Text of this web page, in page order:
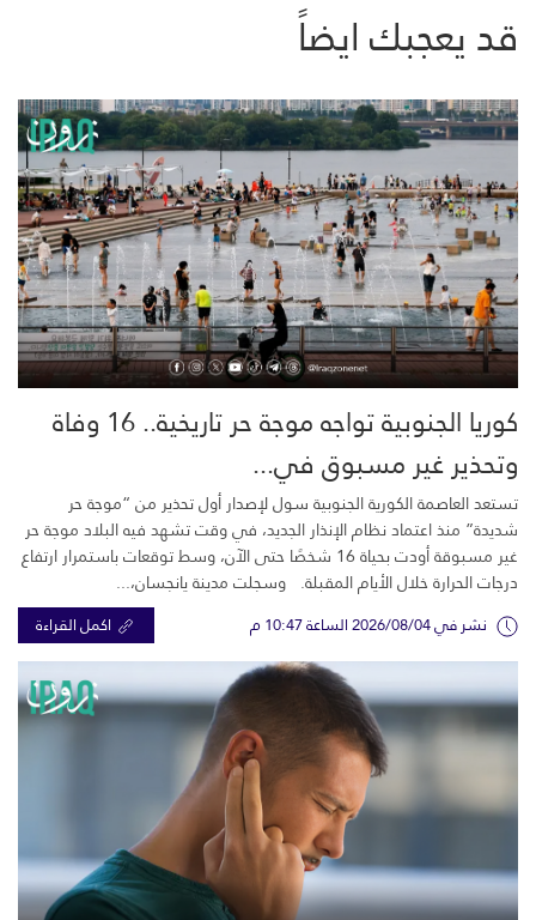
قد يعجبك ايضاً
كوريا الجنوبية تواجه موجة حر تاريخية.. 16 وفاة
وتحذير غير مسبوق في...
تستعد العاصمة الكورية الجنوبية سول لإصدار أول تحذير من “موجة حر
شديدة” منذ اعتماد نظام الإنذار الجديد، في وقت تشهد فيه البلاد موجة حر
غير مسبوقة أودت بحياة 16 شخصًا حتى الآن، وسط توقعات باستمرار ارتفاع
درجات الحرارة خلال الأيام المقبلة. وسجلت مدينة يانجسان،...
نشر في 2026/08/04 الساعة 10:47 م اكمل القراءة